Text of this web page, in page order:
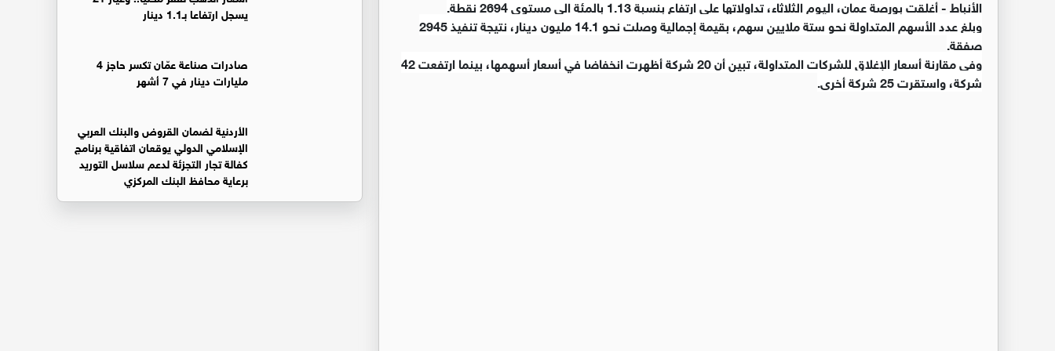
الأنباط -أغلقت بورصة عمان، اليوم الثلاثاء، تداولاتها على ارتفاع بنسبة 1.13 بالمئة الى مستوى 2694 نقطة.
وبلغ عدد الأسهم المتداولة نحو ستة ملايين سهم، بقيمة إجمالية وصلت نحو 14.1 مليون دينار، نتيجة تنفيذ 2945
صفقة.
وفي مقارنة أسعار الإغلاق للشركات المتداولة، تبين أن 20 شركة أظهرت انخفاضا في أسعار أسهمها، بينما ارتفعت 42
شركة، واستقرت 25 شركة أخرى.
يسجل ارتفاعا بـ1.1 دينار
صادرات صناعة عمّان تكسر حاجز 4
مليارات دينار في 7 أشهر
الأردنية لضمان القروض والبنك العربي
الإسلامي الدولي يوقعان اتفاقية برنامج
كفالة تجار التجزئة لدعم سلاسل التوريد
برعاية محافظ البنك المركزي